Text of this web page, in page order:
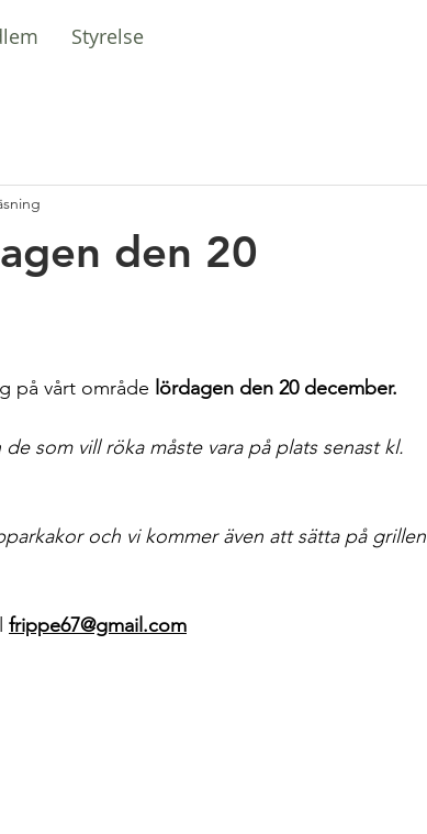
Styrelse
den 20
på vårt område lördagen den 20 december.
som vill röka måste vara på plats senast kl.
och vi kommer även att sätta på grillen
frippe67@gmail.com